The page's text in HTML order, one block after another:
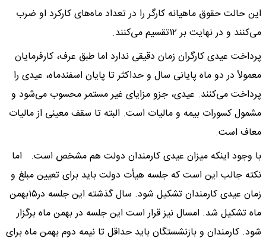
این حالت حقوق ماهیانه کارگر را در تعداد ماه‌های کارکرد او ضرب
می‌کنند و در نهایت بر ۱۲تقسیم می‌کنند.
پرداخت عیدی کارگران زمان دقیقی ندارد اما طبق عرف، کارفرمایان
معمولاً در دو ماه پایانی سال و حداکثر تا پایان اسفندماه، عیدی را
پرداخت می‌کنند. عیدی، جزو مزایای غیر مستمر محسوب می‌شود و
مشمول کسورات بیمه و مالیات است. البته تا سقف معینی از مالیات
معاف است.
با وجود اینکه میزان عیدی کارمندان دولت هم مشخص است. اما
نکته جالب این است که جلسه هیأت دولت باید برای تعیین مبلغ و
زمان عیدی کارمندان تشکیل شود. سال گذشته این جلسه در۱۵بهمن
ماه تشکیل شد. امسال نیز قرار است این جلسه در بهمن ماه برگزار
شود. کارمندان و بازنشستگان باید حداقل تا نیمه دوم بهمن ماه برای